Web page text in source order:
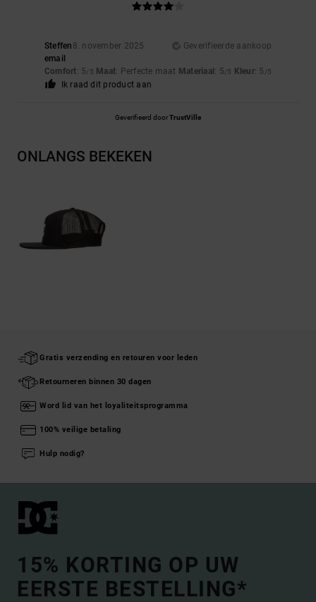
Steffen 8. november 2025
Geverifieerde aankoop
email
Comfort: 5/5 Maat: Perfecte maat Materiaal : 5/5 Kleur: 5 /5
Ik raad dit product aan
Geverifieerd doorTrustVille
ONLANGS BEKEKEN
Gratis verzending en retouren voor leden
Retourneren binnen 30 dagen
Word lid van het loyaliteitsprogramma
100% veilige betaling
Hulp nodig?
15% KORTING OP UW
EERSTE BESTELLING*